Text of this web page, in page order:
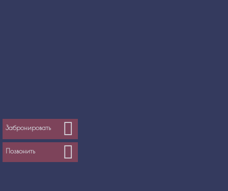
Забронировать
Позвонить